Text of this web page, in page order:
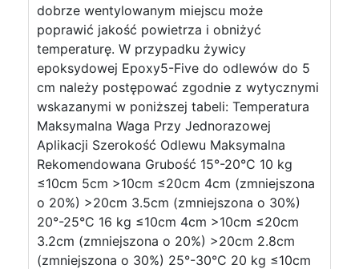
dobrze wentylowanym miejscu może
poprawić jakość powietrza i obniżyć
temperaturę. W przypadku żywicy
epoksydowej Epoxy5-Five do odlewów do 5
cm należy postępować zgodnie z wytycznymi
wskazanymi w poniższej tabeli: Temperatura
Maksymalna Waga Przy Jednorazowej
Aplikacji Szerokość Odlewu Maksymalna
Rekomendowana Grubość 15°-20°C 10 kg
≤10cm 5cm >10cm ≤20cm 4cm (zmniejszona
o 20%) >20cm 3.5cm (zmniejszona o 30%)
20°-25°C 16 kg ≤10cm 4cm >10cm ≤20cm
3.2cm (zmniejszona o 20%) >20cm 2.8cm
(zmniejszona o 30%) 25°-30°C 20 kg ≤10cm